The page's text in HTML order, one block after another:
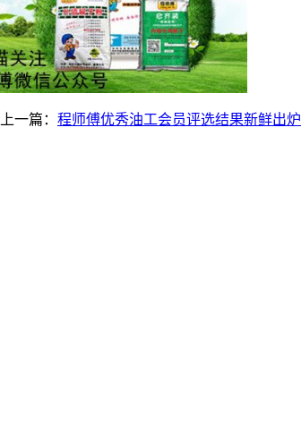
上一篇： 程师傅优秀油工会员评选结果新鲜出炉